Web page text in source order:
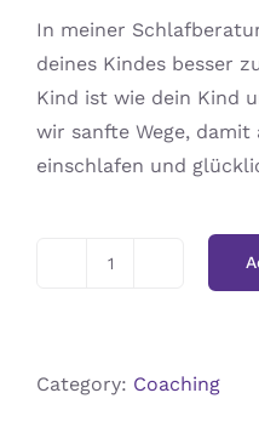
In meiner
deines Kindes besser
Kind ist wie dein Kind
wir sanfte Wege,
einschlafen und
Basiscoaching
Category: Coaching